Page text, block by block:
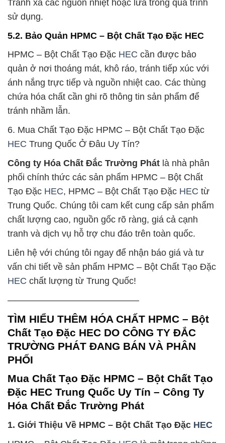
Tránh xa các nguồn nhiệt hoặc lửa trong quá trình
sử dụng.
5.2. Bảo Quản HPMC – Bột Chất Tạo Đặc HEC
HPMC – Bột Chất Tạo Đặc HEC cần được bảo
quản ở nơi thoáng mát, khô ráo, tránh tiếp xúc với
ánh nắng trực tiếp và nguồn nhiệt cao. Các thùng
chứa hóa chất cần ghi rõ thông tin sản phẩm để
tránh nhầm lẫn.
6. Mua Chất Tạo Đặc HPMC – Bột Chất Tạo Đặc
HEC Trung Quốc Ở Đâu Uy Tín?
Công ty Hóa Chất Đắc Trường Phát là nhà phân
phối chính thức các sản phẩm HPMC – Bột Chất
Tạo Đặc HEC, HPMC – Bột Chất Tạo Đặc HEC từ
Trung Quốc. Chúng tôi cam kết cung cấp sản phẩm
chất lượng cao, nguồn gốc rõ ràng, giá cả cạnh
tranh và dịch vụ hỗ trợ chu đáo trên toàn quốc.
Liên hệ với chúng tôi ngay để nhận báo giá và tư
vấn chi tiết về sản phẩm HPMC – Bột Chất Tạo Đặc
HEC chất lượng từ Trung Quốc!
——————————————–
TÌM HIỂU THÊM HÓA CHẤT HPMC – Bột
Chất Tạo Đặc HEC DO CÔNG TY ĐẮC
TRƯỜNG PHÁT ĐANG BÁN VÀ PHÂN
PHỐI
Mua Chất Tạo Đặc HPMC – Bột Chất Tạo
Đặc HEC Trung Quốc Uy Tín – Công Ty
Hóa Chất Đắc Trường Phát
1. Giới Thiệu Về HPMC – Bột Chất Tạo Đặc HEC